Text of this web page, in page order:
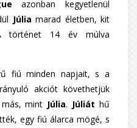
azonban kegyetlenül
Júlia marad életben, kit
történet 14 év múlva
fiú minden napjait, s a
akciót követhetjük
mint Júlia. Júliát hű
egy fiú álarca mögé, s